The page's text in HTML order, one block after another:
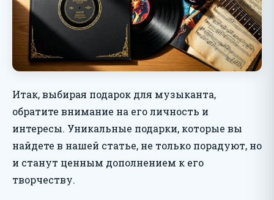
Итак, выбирая подарок для музыканта,
обратите внимание на его личность и
интересы. Уникальные подарки, которые вы
найдете в нашей статье, не только порадуют, но
и станут ценным дополнением к его
творчеству.